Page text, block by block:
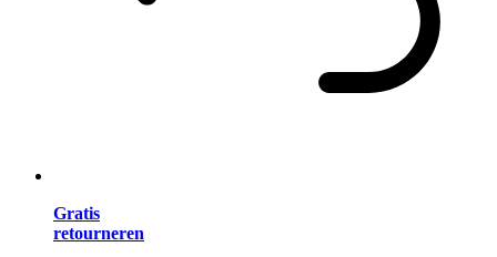
Gratis
retourneren